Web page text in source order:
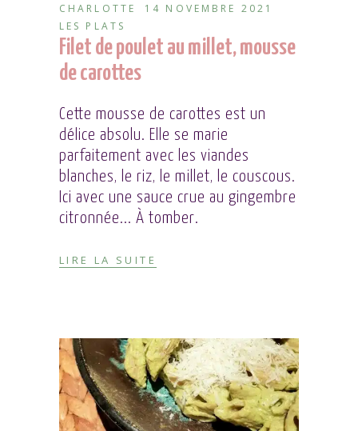
CHARLOTTE
14 NOVEMBRE 2021
LES PLATS
Filet de poulet au millet, mousse
de carottes
Cette mousse de carottes est un
délice absolu. Elle se marie
parfaitement avec les viandes
blanches, le riz, le millet, le couscous.
Ici avec une sauce crue au gingembre
citronnée... À tomber.
LIRE LA SUITE